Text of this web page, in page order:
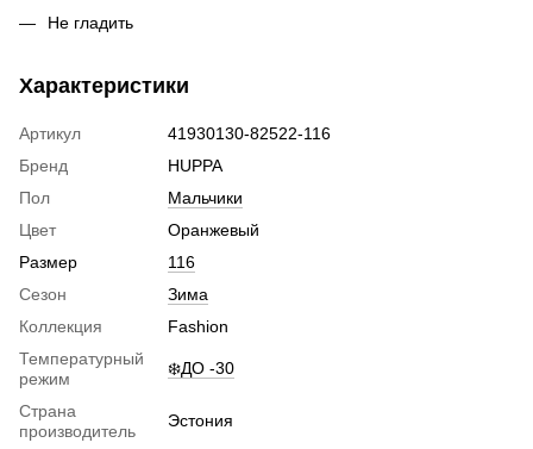
Не гладить
Характеристики
Артикул
41930130-82522-116
Бренд
HUPPA
Пол
Мальчики
Цвет
Оранжевый
Размер
116
Сезон
Зима
Коллекция
Fashion
Температурный
режим
❄️ДО -30
Страна
производитель
Эстония